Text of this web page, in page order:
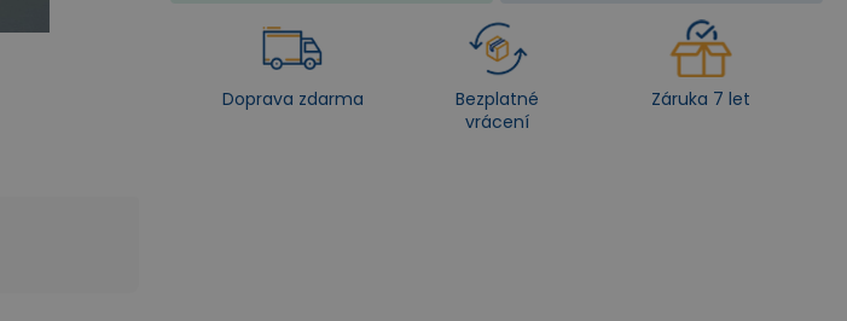
Doprava zdarma
Bezplatné
vrácení
Záruka 7 let